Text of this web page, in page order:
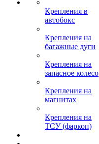
Крепления в
автобокс
Крепления на
багажные дуги
Крепления на
запасное колесо
Крепления на
магнитах
Крепления на
ТСУ (фаркоп)